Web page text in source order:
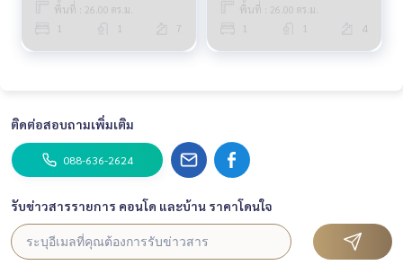
พื้นที่ : 26.00 ตร.ม.
1 1 7
พื้นที่ : 26.00 ตร.ม.
1 1 4
ติดต่อสอบถามเพิ่มเติม
088-636-2624
รับข่าวสารรายการ คอนโด และบ้าน ราคาโดนใจ